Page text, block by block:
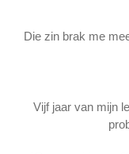
Die zin brak me
Vijf jaar van mijn